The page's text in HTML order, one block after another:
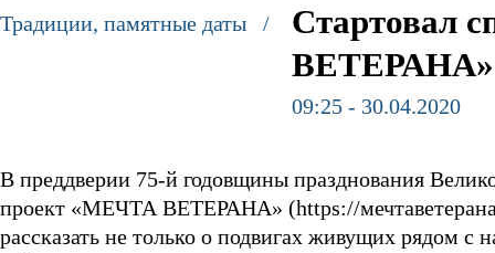
Традиции, памятные даты /
Стартовал
ВЕТЕРАНА»
09:25 - 30.04.2020
В преддверии 75-й годовщины празднования
проект «МЕЧТА ВЕТЕРАНА» (https://
рассказать не только о подвигах живущих рядом